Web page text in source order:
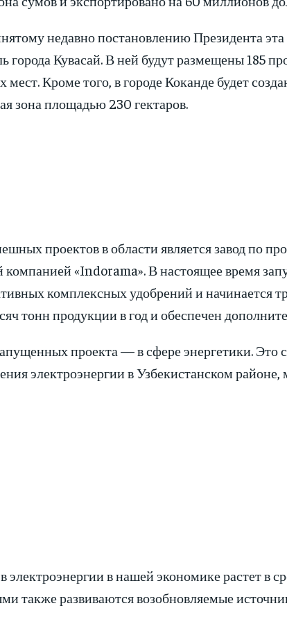
недавно постановлению Президента
города Кувасай. В ней будут размещены 185
мест. Кроме того, в городе Коканде будет
зона площадью 230 гектаров.
проектов в области является завод по
компанией «Indorama». В настоящее время
комплексных удобрений и начинается
тонн продукции в год и обеспечен
проекта — в сфере энергетики. Это
электроэнергии в Узбекистанском
электроэнергии в нашей экономике растет в
также развиваются возобновляемые